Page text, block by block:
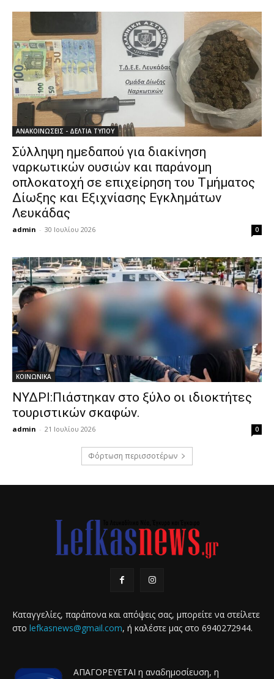
ΑΝΑΚΟΙΝΩΣΕΙΣ - ΔΕΛΤΙΑ ΤΥΠΟΥ
Σύλληψη ημεδαπού για διακίνηση
ναρκωτικών ουσιών και παράνομη
οπλοκατοχή σε επιχείρηση του Τμήματος
Δίωξης και Εξιχνίασης Εγκλημάτων
Λευκάδας
admin - 30 Ιουλίου 2026 0
ΚΟΙΝΩΝΙΚΑ
ΝΥΔΡΙ:Πιάστηκαν στο ξύλο οι ιδιοκτήτες
τουριστικών σκαφών.
admin - 21 Ιουλίου 2026 0
Φόρτωση περισσοτέρων
Καταγγελίες, παράπονα και απόψεις σας, μπορείτε να στείλετε
στο lefkasnews@gmail.com, ή καλέστε μας στο 6940272944.
ΑΠΑΓΟΡΕΥΕΤΑΙ η αναδημοσίευση, η